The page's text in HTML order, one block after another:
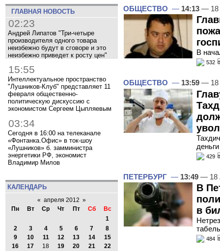
ГЛАВНАЯ НОВОСТЬ
02:23
Андрей Липатов "Три-четыре
производителя одного товара
неизбежно будут в сговоре и это
неизбежно приведет к росту цен"
15:55
Интеллектуальное пространство
"Лушников-Клуб" представляет 11
февраля общественно-
политическую дискуссию с
экономистом Сергеем Цыпляевым
03:34
Сегодня в 16:00 на телеканале
«Фонтанка.Офис» в ток-шоу
«Лушников» б. замминистра
энергетики РФ, экономист
Владимир Милов
КАЛЕНДАРЬ
« апреля 2012 »
Пн
Вт Ср Чт Пт Сб
Вс
1
2
3 4 5 6 7
8
9
10 11 12 13 14
15
16
17 18 19 20 21
22
ОБЩЕСТВО — 14:13 — 18
В
532
ОБЩЕСТВО — 13:59 — 18
429
ПЕТЕРБУРГ — 13:49 — 18
В
в
484